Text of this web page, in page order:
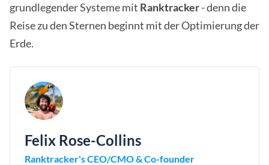
grundlegender Systeme mit Ranktracker- denn die
Reise zu den Sternen beginnt mit der Optimierung der
Erde.
Felix Rose-Collins
Ranktracker's CEO/CMO & Co-founder